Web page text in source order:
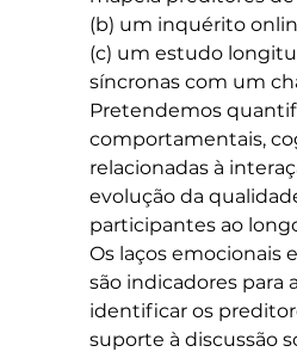
(b) um inquérito
(c) um estudo
síncronas com um
Pretendemos
comportamentais,
relacionadas à
evolução da
participantes ao
Os laços emocionais
são indicadores para
identificar os
suporte à discussão